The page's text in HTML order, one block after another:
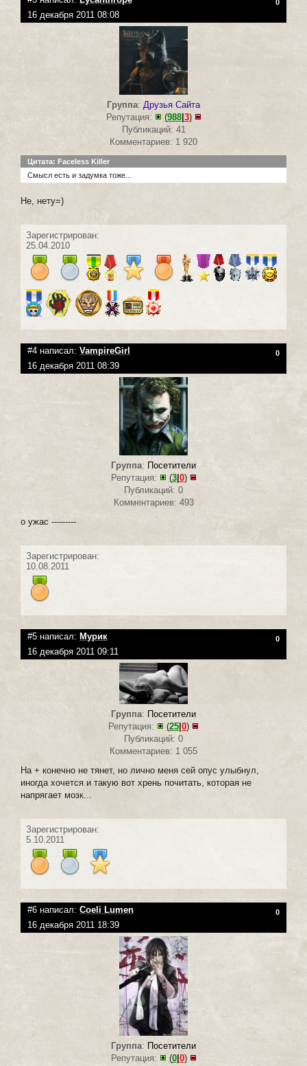
0
16 декабря 2011 08:08
Группа: Друзья Сайта
Репутация:
(988| 3)
Публикаций: 41
Комментариев: 1 920
Цитата: Faceless Killer
Смысл есть и задумка тоже...
Не, нету=)
Зарегистрирован:
25.04.2010
#4 написал: VampireGirl 0
16 декабря 2011 08:39
Группа: Посетители
Репутация:
(3| 0)
Публикаций: 0
Комментариев: 493
о ужас ---------
Зарегистрирован:
10.08.2011
#5 написал: Мурик 0
16 декабря 2011 09:11
Группа: Посетители
Репутация:
(25 0)
Публикаций: 0
Комментариев: 1 055
На + конечно не тянет, но лично меня сей опус улыбнул,
иногда хочется и такую вот хрень почитать, которая не
напрягает мозк...
Зарегистрирован:
5.10.2011
#6 написал: Coeli Lumen 0
16 декабря 2011 18:39
Группа: Посетители
Репутация:
(0| 0)